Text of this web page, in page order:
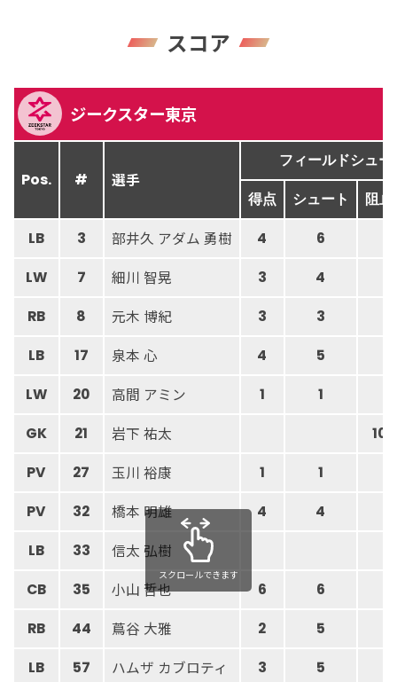
スコア
ジークスター東京
Pos. # 選手
フィールドシュー
得点 シュート 阻止
LB 3 部井久 アダム 勇樹 4 6
LW 7 細川 智晃 3 4
RB 8 元木 博紀 3 3
LB 17 泉本 心 4 5
LW 20 高間 アミン 1 1
GK 21 岩下 祐太 10
PV 27 玉川 裕康 1 1
PV 32 橋本 明雄 4 4
LB 33 信太 弘樹
CB 35 小山 哲也 6 6
RB 44 蔦谷 大雅 2 5
LB 57 ハムザ カブロティ 3 5
スクロールできます